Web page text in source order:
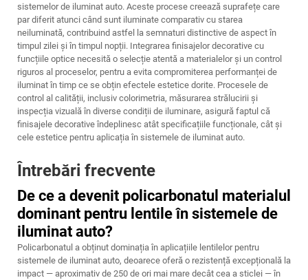
sistemelor de iluminat auto. Aceste procese creează suprafețe care
par diferit atunci când sunt iluminate comparativ cu starea
neiluminată, contribuind astfel la semnaturi distinctive de aspect în
timpul zilei și în timpul nopții. Integrarea finisajelor decorative cu
funcțiile optice necesită o selecție atentă a materialelor și un control
riguros al proceselor, pentru a evita compromiterea performanței de
iluminat în timp ce se obțin efectele estetice dorite. Procesele de
control al calității, inclusiv colorimetria, măsurarea strălucirii și
inspecția vizuală în diverse condiții de iluminare, asigură faptul că
finisajele decorative îndeplinesc atât specificațiile funcționale, cât și
cele estetice pentru aplicația în sistemele de iluminat auto.
Întrebări frecvente
De ce a devenit policarbonatul materialul
dominant pentru lentile în sistemele de
iluminat auto?
Policarbonatul a obținut dominația în aplicațiile lentilelor pentru
sistemele de iluminat auto, deoarece oferă o rezistență excepțională la
impact — aproximativ de 250 de ori mai mare decât cea a sticlei — în